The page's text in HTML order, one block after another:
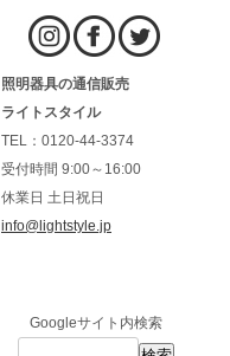
照明器具の通信販売
ライトスタイル
TEL：0120-44-3374
受付時間 9:00～16:00
休業日 土日祝日
info@lightstyle.jp
Googleサイト内検索